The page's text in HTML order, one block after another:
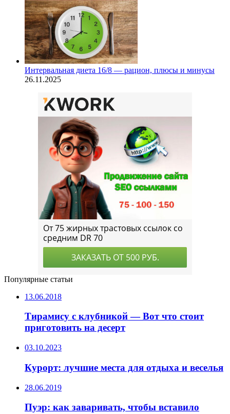
Интервальная диета 16/8 — рацион, плюсы и минусы
26.11.2025
Популярные статьи
13.06.2018
Тирамису с клубникой — Вот что стоит
приготовить на десерт
03.10.2023
Курорт: лучшие места для отдыха и веселья
28.06.2019
Пуэр: как заваривать, чтобы вставило